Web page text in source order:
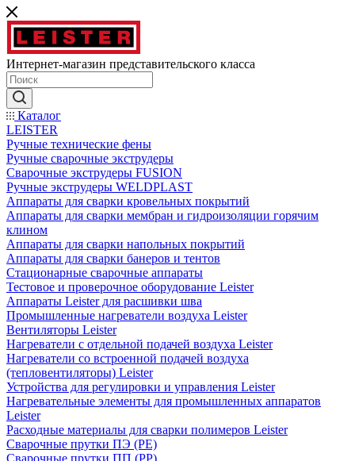
Интернет-магазин представительского класса
Каталог
LEISTER
Ручные технические фены
Ручные сварочные экструдеры
Сварочные экструдеры FUSION
Ручные экструдеры WELDPLAST
Аппараты для сварки кровельных покрытий
Аппараты для сварки мембран и гидроизоляции горячим
клином
Аппараты для сварки напольных покрытий
Аппараты для сварки банеров и тентов
Стационарные сварочные аппараты
Тестовое и проверочное оборудование Leister
Аппараты Leister для расшивки шва
Промышленные нагреватели воздуха Leister
Вентиляторы Leister
Нагреватели с отдельной подачей воздуха Leister
Нагреватели со встроенной подачей воздуха
(тепловентиляторы) Leister
Устройства для регулировки и управления Leister
Нагревательные элементы для промышленных аппаратов
Leister
Расходные материалы для сварки полимеров Leister
Сварочные прутки ПЭ (PE)
Сварочные прутки ПП (PP)